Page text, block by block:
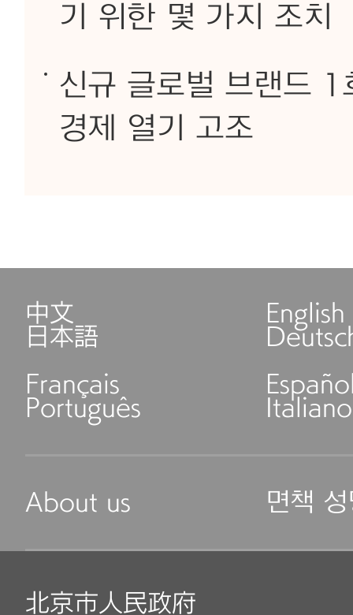
기 위한 몇 가지 조치
신규 글로벌 브랜드
경제 열기 고조
中文 English
日本語
Français
Português Italiano
About us 면책
北京市人民政府